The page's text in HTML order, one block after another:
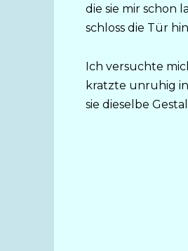
die sie mir schon
schloss die Tür
Ich versuchte
kratzte unruhig
sie dieselbe